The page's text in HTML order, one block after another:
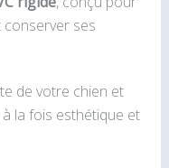
ses
de votre chien et
la fois esthétique et